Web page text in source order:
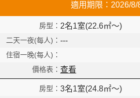
適用期限：2026/
2名1室(22.6㎡～)
---
查看
3名1室(24.8㎡～)